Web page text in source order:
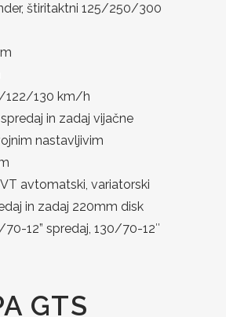
štiritaktni 125/250/300
122/130 km/h
in zadaj vijačne
nastavljivim
avtomatski, variatorski
in zadaj 220mm disk
12” spredaj, 130/70-12″
GTS